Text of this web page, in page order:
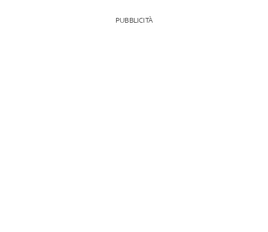
PUBBLICITÀ